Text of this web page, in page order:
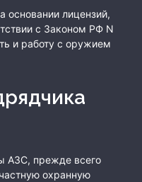
основании лицензий,
с Законом РФ N
и работу с оружием
АЗС, прежде всего
охранную